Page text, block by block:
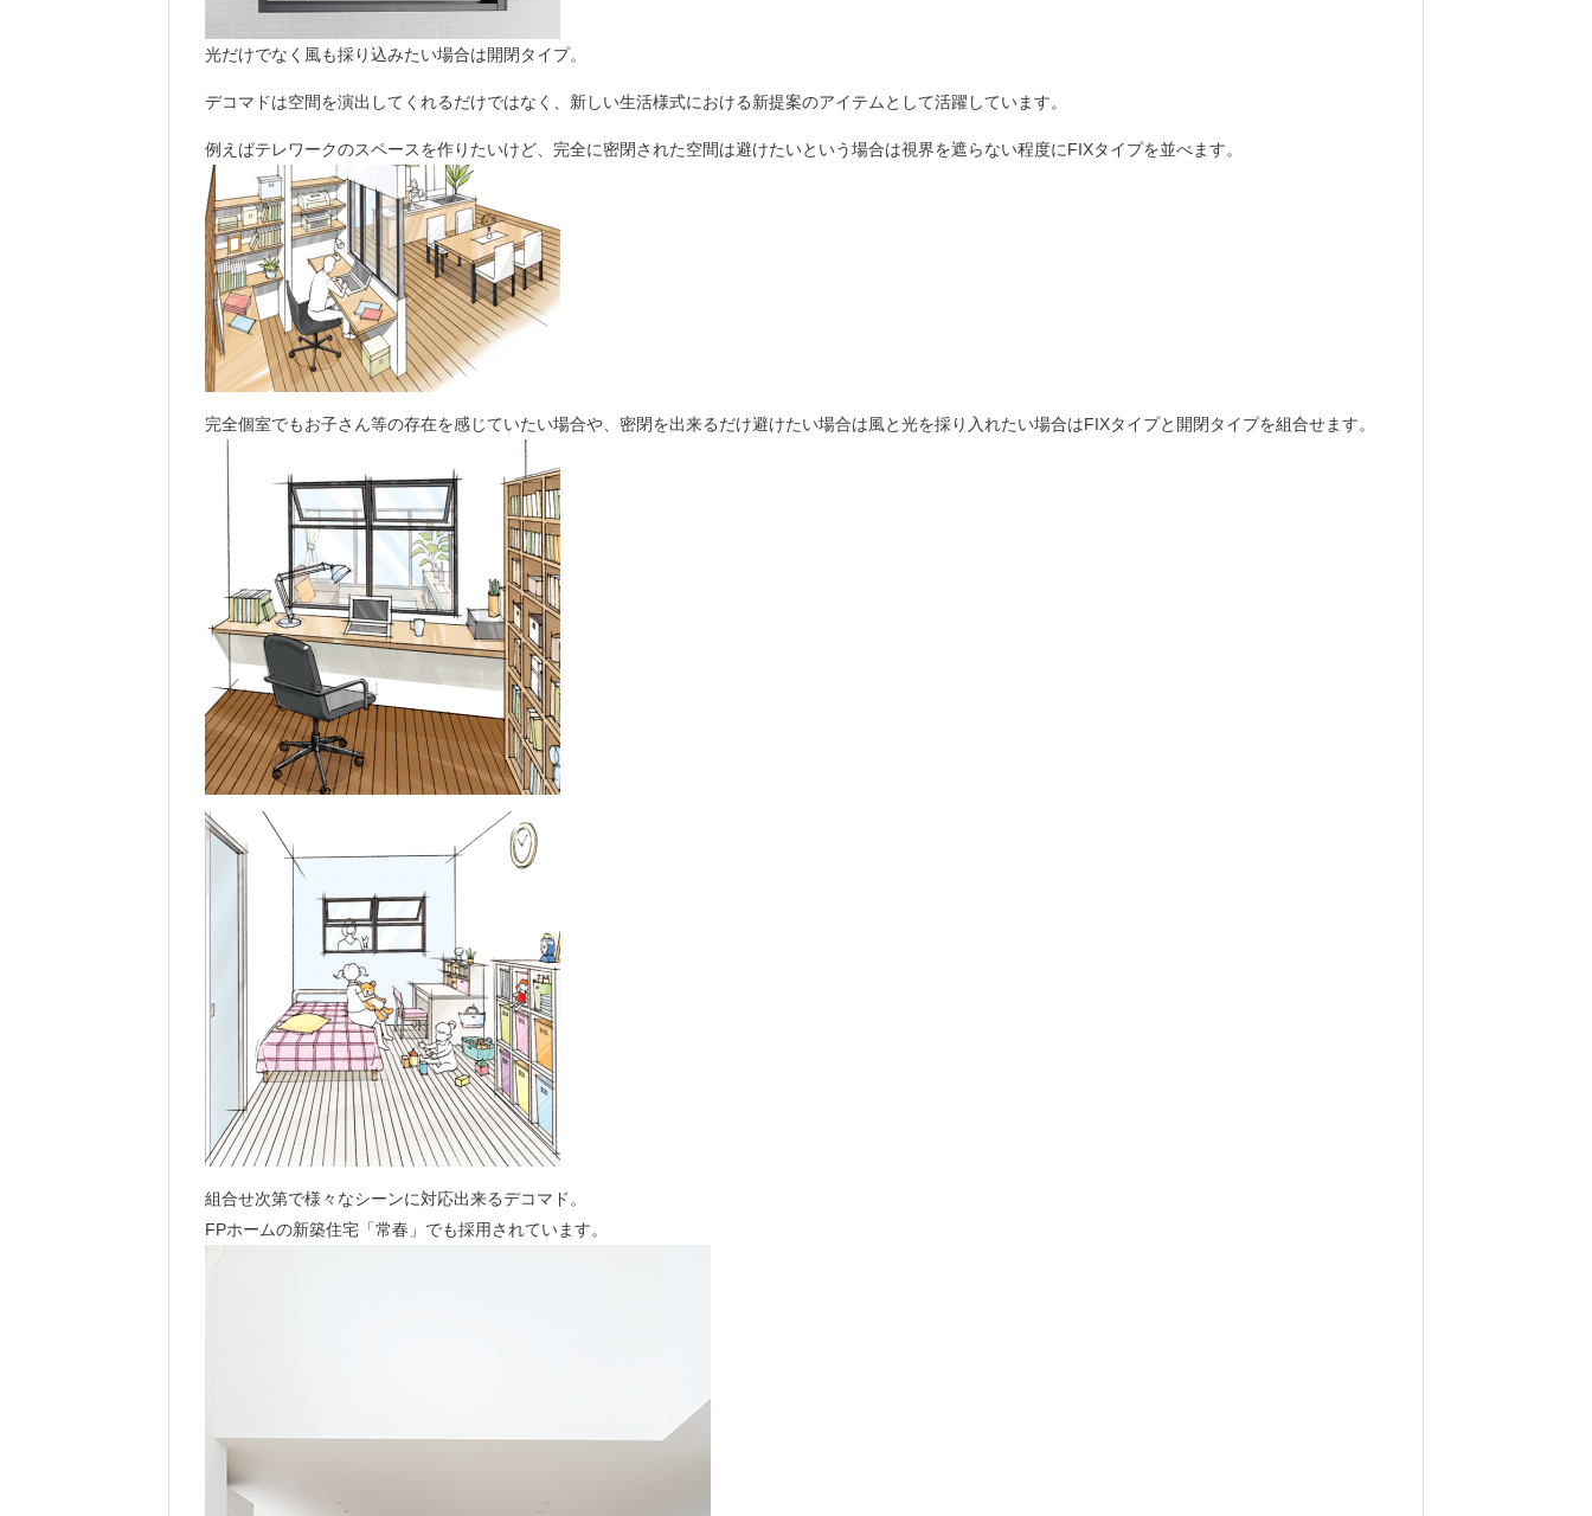
光だけでなく風も採り込みたい場合は開閉タイプ。
デコマドは空間を演出してくれるだけではなく、新しい生活様式における新提案のアイテムとして活躍しています。
例えばテレワークのスペースを作りたいけど、完全に密閉された空間は避けたいという場合は視界を遮らない程度にFIXタイプを並べます。
完全個室でもお子さん等の存在を感じていたい場合や、密閉を出来るだけ避けたい場合は風と光を採り入れたい場合はFIXタイプと開閉タイプを組合せます。
組合せ次第で様々なシーンに対応出来るデコマド。
FPホームの新築住宅「常春」でも採用されています。